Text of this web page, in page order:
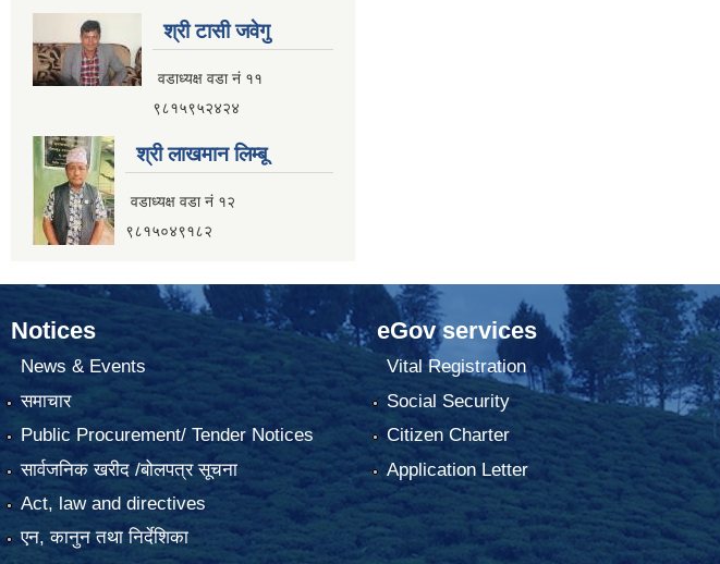
श्री टासी जवेगु
वडाध्यक्ष वडा नं ११
९८१५९५२४२४
श्री लाखमान लिम्बू
वडाध्यक्ष वडा नं १२
९८१५०४९१८२
Notices
News & Events
समाचार
Public Procurement/ Tender Notices
सार्वजनिक खरीद /बोलपत्र सूचना
Act, law and directives
एन, कानुन तथा निर्देशिका
eGov services
Vital Registration
Social Security
Citizen Charter
Application Letter